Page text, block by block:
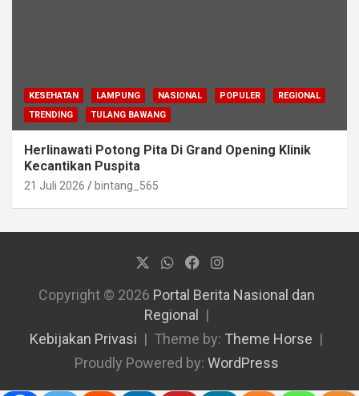
KESEHATAN LAMPUNG NASIONAL POPULER
REGIONAL
TRENDING
TULANG BAWANG
Herlinawati Potong Pita Di Grand Opening Klinik
Kecantikan Puspita
21 Juli 2026 bintang_565
Copyright © 2026 Portal Berita Nasional dan
Regional
Kebijakan Privasi
Theme by: Theme Horse
Proudly Powered by: WordPress